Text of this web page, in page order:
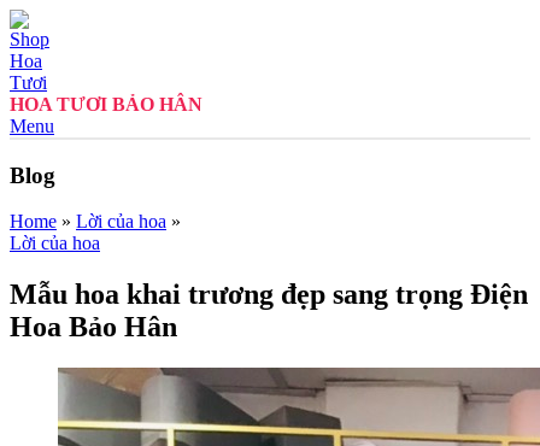
HOA TƯƠI BẢO HÂN
Menu
Blog
Home » Lời của hoa »
Lời của hoa
Mẫu hoa khai trương đẹp sang trọng Điện
Hoa Bảo Hân